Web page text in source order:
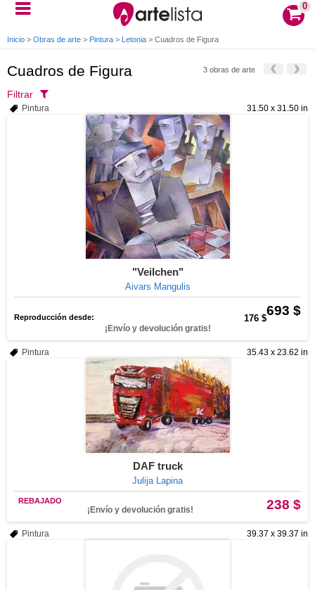
0
Inicio > Obras de arte > Pintura > Letonia > Cuadros de Figura
Cuadros de Figura 3 obras de arte
Filtrar
31.50 x 31.50 in
Pintura
"Veilchen"
Aivars Mangulis
693 $
Reproducción desde: 176 $
¡Envío y devolución gratis!
35.43 x 23.62 in
Pintura
DAF truck
Julija Lapina
238 $
REBAJADO
¡Envío y devolución gratis!
39.37 x 39.37 in
Pintura